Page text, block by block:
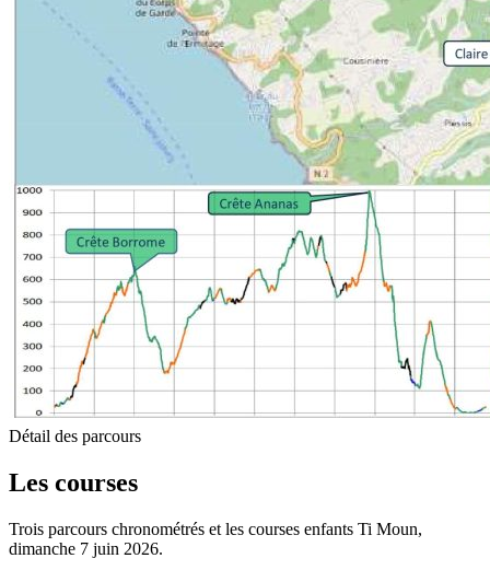
Détail des parcours
Les courses
Trois parcours chronométrés et les courses enfants Ti Moun,
dimanche 7 juin 2026.